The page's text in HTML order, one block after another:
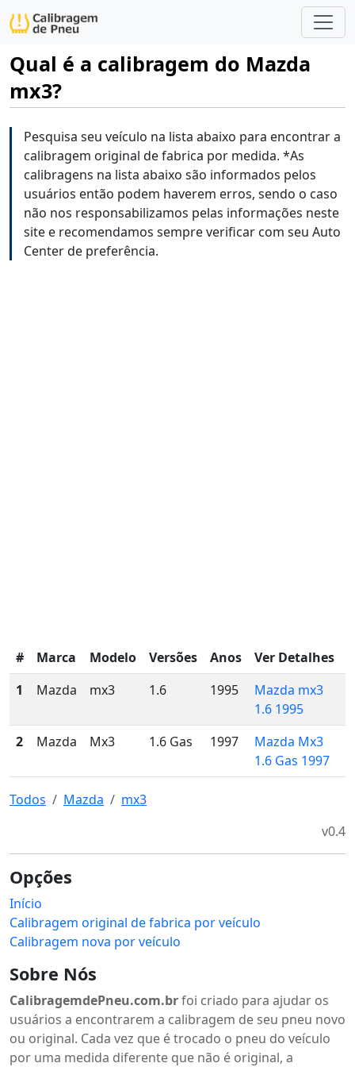
Qual é a calibragem do Mazda
mx3?
Pesquisa seu veículo na lista abaixo para encontrar a
calibragem original de fabrica por medida. *As
calibragens na lista abaixo são informados pelos
usuários então podem haverem erros, sendo o caso
não nos responsabilizamos pelas informações neste
site e recomendamos sempre verificar com seu Auto
Center de preferência.
# Marca Modelo Versões Anos
Ver Detalhes
1
Mazda mx3 1.6 1995
Mazda mx3
1.6 1995
2
Mazda Mx3 1.6 Gas 1997
Mazda Mx3
1.6 Gas 1997
Todos Mazda
mx3
v0.4
Opções
Início
Calibragem original de fabrica por veículo
Calibragem nova por veículo
Sobre Nós
CalibragemdePneu.com.brfoi criado para ajudar os
usuários a encontrarem a calibragem de seu pneu novo
ou original. Cada vez que é trocado o pneu do veículo
por uma medida diferente que não é original, a